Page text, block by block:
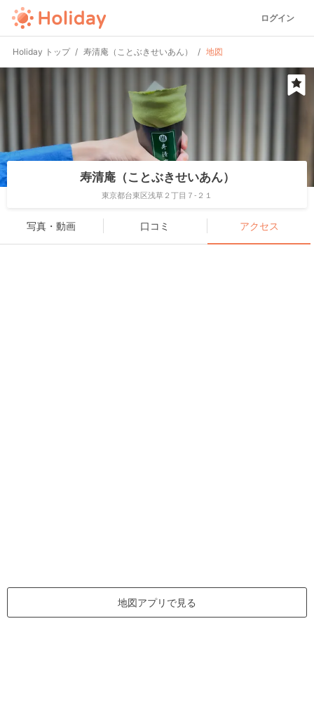
ログイン
Holiday トップ 寿清庵（ことぶきせいあん） 地図
寿清庵（ことぶきせいあん）
東京都台東区浅草２丁目７-２１
写真・動画 口コミ アクセス
地図アプリで見る